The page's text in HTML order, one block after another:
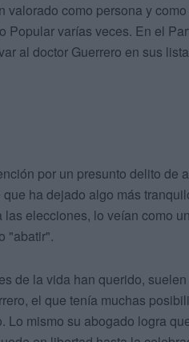
valorado como persona y
Popular varías veces. En el
al doctor Guerrero en sus
por un presunto delito de
ha dejado algo más
las elecciones, lo veían como
"abatir".
de la vida han querido,
el que tenía muchas
Lo mismo su abogado logra